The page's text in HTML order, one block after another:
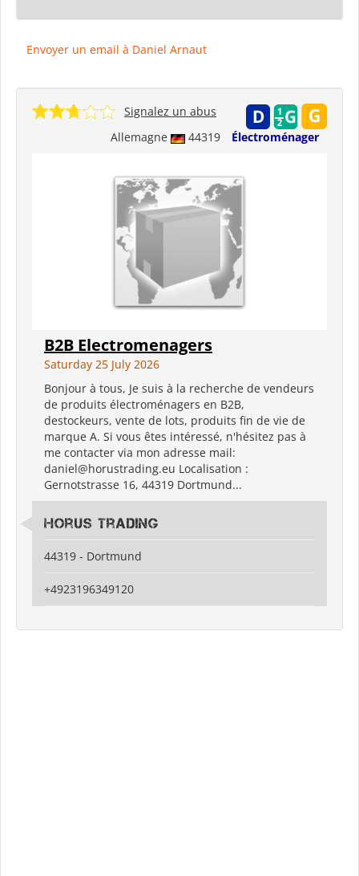
Envoyer un email à Daniel Arnaut
Allemagne 44319 Électroménager
Signalez un abus
B2B Electromenagers
Saturday 25 July 2026
Bonjour à tous, Je suis à la recherche de vendeurs
de produits électroménagers en B2B,
destockeurs, vente de lots, produits fin de vie de
marque A. Si vous êtes intéressé, n'hésitez pas à
me contacter via mon adresse mail:
daniel@horustrading.eu Localisation :
Gernotstrasse 16, 44319 Dortmund...
Horus Trading
44319 - Dortmund
+4923196349120